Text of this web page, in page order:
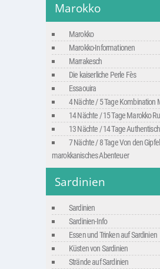
Marokko
Marokko
Marokko-Informationen
Marrakesch
Die kaiserliche Perle Fès
Essaouira
4 Nächte / 5 Tage Kombination
14 Nächte / 15 Tage Marokko
13 Nächte / 14 Tage
7 Nächte / 8 Tage Von den
marokkanisches Abenteuer
Sardinien
Sardinien
Sardinien-Info
Essen und Trinken auf Sardinien
Küsten von Sardinien
Strände auf Sardinien